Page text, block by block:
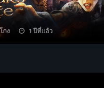
กง 1 ปีที่แล้ว